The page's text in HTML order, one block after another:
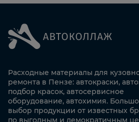
Расходные материалы для
ремонта в Пензе: автокраски,
подбор красок, автосервисное
оборудование, автохимия.
выбор продукции от известных
по выгодным и демократичным